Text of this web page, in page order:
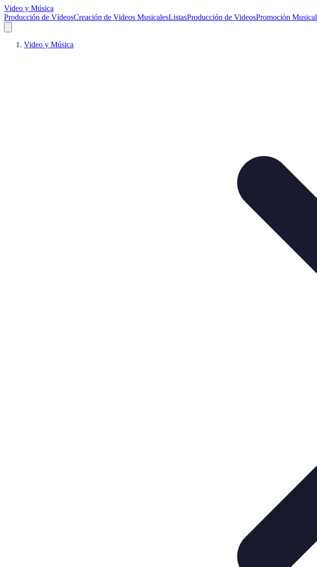
Video y Música
Producción de VídeosCreación de Videos MusicalesListasProducción de VideosPromoción Musical
Video y Música